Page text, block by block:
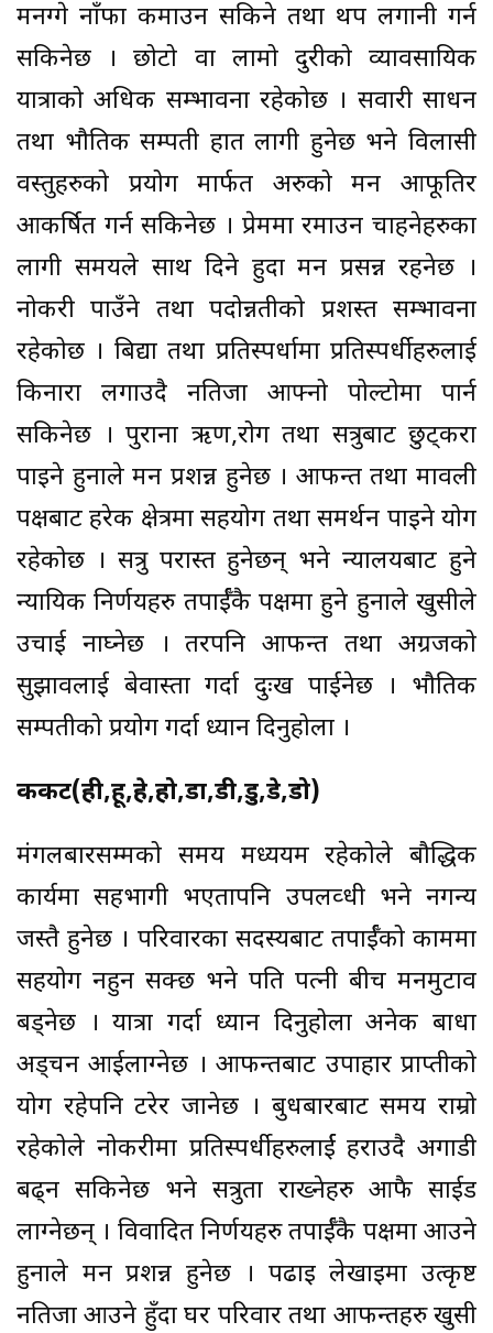
मनग्गे नाँफा कमाउन सकिने तथा थप लगानी गर्न
सकिनेछ । छोटो वा लामो दुरीको व्यावसायिक
यात्राको अधिक सम्भावना रहेकोछ । सवारी साधन
तथा भौतिक सम्पती हात लागी हुनेछ भने विलासी
वस्तुहरुको प्रयोग मार्फत अरुको मन आफूतिर
आकर्षित गर्न सकिनेछ । प्रेममा रमाउन चाहनेहरुका
लागी समयले साथ दिने हुदा मन प्रसन्न रहनेछ ।
नोकरी पाउँने तथा पदोन्नतीको प्रशस्त सम्भावना
रहेकोछ । बिद्या तथा प्रतिस्पर्धामा प्रतिस्पर्धीहरुलाई
किनारा लगाउदै नतिजा आफ्नो पोल्टोमा पार्न
सकिनेछ । पुराना ऋण,रोग तथा सत्रुबाट छुट्करा
पाइने हुनाले मन प्रशन्न हुनेछ । आफन्त तथा मावली
पक्षबाट हरेक क्षेत्रमा सहयोग तथा समर्थन पाइने योग
रहेकोछ । सत्रु परास्त हुनेछन् भने न्यालयबाट हुने
न्यायिक निर्णयहरु तपार्ईँकै पक्षमा हुने हुनाले खुसीले
उचाई नाघ्नेछ । तरपनि आफन्त तथा अग्रजको
सुझावलाई बेवास्ता गर्दा दुःख पाईनेछ । भौतिक
सम्पतीको प्रयोग गर्दा ध्यान दिनुहोला ।
कर्कट(ही,हू,हे,हो,डा,डी,डु,डे,डो)
मंगलबारसम्मको समय मध्ययम रहेकोले बौद्धिक
कार्यमा सहभागी भएतापनि उपलव्धी भने नगन्य
जस्तै हुनेछ । परिवारका सदस्यबाट तपार्ईँको काममा
सहयोग नहुन सक्छ भने पति पत्नी बीच मनमुटाव
बड्नेछ । यात्रा गर्दा ध्यान दिनुहोला अनेक बाधा
अड्चन आईलाग्नेछ । आफन्तबाट उपाहार प्राप्तीको
योग रहेपनि टरेर जानेछ । बुधबारबाट समय राम्रो
रहेकोले नोकरीमा प्रतिस्पर्धीहरुलार्ई हराउदै अगाडी
बढ्न सकिनेछ भने सत्रुता राख्नेहरु आफै साईड
लाग्नेछन् । विवादित निर्णयहरु तपार्ईँकै पक्षमा आउने
हुनाले मन प्रशन्न हुनेछ । पढाइ लेखाइमा उत्कृष्ट
नतिजा आउने हुँदा घर परिवार तथा आफन्तहरु खुसी